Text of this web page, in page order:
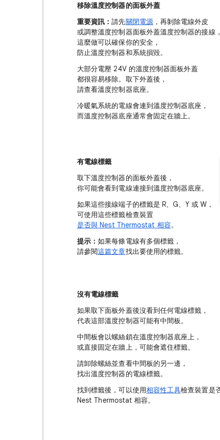
移除溫度控制器的面板外蓋
重要資訊：請先關閉電源，再剝除電線外皮
或調整溫度控制器面板外蓋溫度控制器的接線
這麼做可以確保你的安全，
防止溫度控制器和系統損毀。
大部分電壓 24V 的溫度控制器面板外蓋
都很容易移除。取下外蓋後，
請查看溫度控制器底座。
冷暖氣系統的電線會連到溫度控制器底座，
而溫度控制器底座通常會固定在牆上。
有電線標籤
取下溫度控制器的面板外蓋後，
你可能會看到電線連接到溫度控制器底座。
如果這些接線端子的標籤是 R、G、Y 或 W，
可使用這些標籤檢查裝置
是否與 Nest Thermostat 相容。
提示：如果每條電線有多個標籤，
請參閱這篇文章找出要使用的標籤。
沒有電線標籤
如果取下面板外蓋後沒看到任何電線標籤，
代表這部溫度控制器可能有中間板。
中間板會以螺絲鎖在溫度控制器底座上，
或直接固定在牆上，可能會遮住標籤。
請卸除螺絲並查看中間板的另一邊，
找出溫度控制器的電線標籤。
找到標籤後，可以使用相容性工具檢查裝置是
Nest Thermostat 相容。